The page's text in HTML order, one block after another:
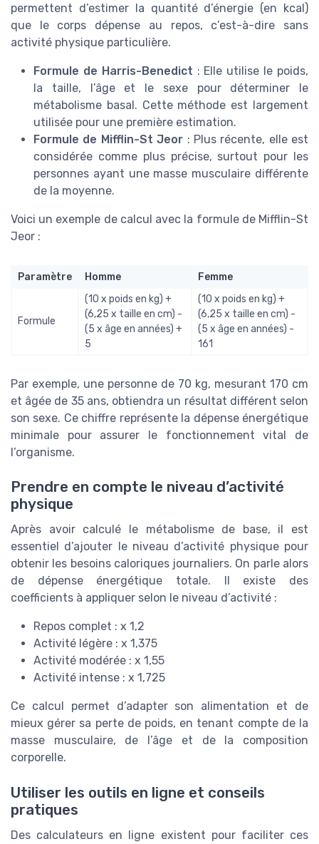
permettent d’estimer la quantité d’énergie (en kcal)
que le corps dépense au repos, c’est-à-dire sans
activité physique particulière.
Formule de Harris-Benedict : Elle utilise le poids,
la taille, l’âge et le sexe pour déterminer le
métabolisme basal. Cette méthode est largement
utilisée pour une première estimation.
Formule de Mifflin-St Jeor : Plus récente, elle est
considérée comme plus précise, surtout pour les
personnes ayant une masse musculaire différente
de la moyenne.
Voici un exemple de calcul avec la formule de Mifflin-St
Jeor :
Paramètre Homme Femme
Formule
(10 x poids en kg) +
(6,25 x taille en cm) -
(5 x âge en années) +
5
(10 x poids en kg) +
(6,25 x taille en cm) -
(5 x âge en années) -
161
Par exemple, une personne de 70 kg, mesurant 170 cm
et âgée de 35 ans, obtiendra un résultat différent selon
son sexe. Ce chiffre représente la dépense énergétique
minimale pour assurer le fonctionnement vital de
l’organisme.
Prendre en compte le niveau d’activité
physique
Après avoir calculé le métabolisme de base, il est
essentiel d’ajouter le niveau d’activité physique pour
obtenir les besoins caloriques journaliers. On parle alors
de dépense énergétique totale. Il existe des
coefficients à appliquer selon le niveau d’activité :
Repos complet : x 1,2
Activité légère : x 1,375
Activité modérée : x 1,55
Activité intense : x 1,725
Ce calcul permet d’adapter son alimentation et de
mieux gérer sa perte de poids, en tenant compte de la
masse musculaire, de l’âge et de la composition
corporelle.
Utiliser les outils en ligne et conseils
pratiques
Des calculateurs en ligne existent pour faciliter ces